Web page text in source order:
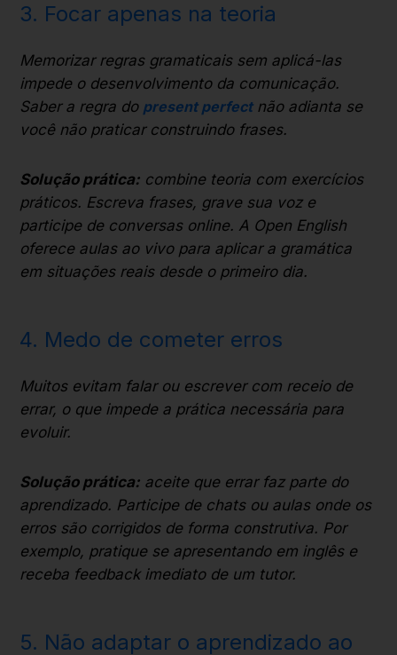
3. Focar apenas na teoria
Memorizar regras gramaticais sem aplicá-las
impede o desenvolvimento da comunicação.
Saber a regra do present perfectnão adianta se
você não praticar construindo frases.
Solução prática: combine teoria com exercícios
práticos. Escreva frases, grave sua voz e
participe de conversas online. A Open English
oferece aulas ao vivo para aplicar a gramática
em situações reais desde o primeiro dia.
4. Medo de cometer erros
Muitos evitam falar ou escrever com receio de
errar, o que impede a prática necessária para
evoluir.
Solução prática: aceite que errar faz parte do
aprendizado. Participe de chats ou aulas onde os
erros são corrigidos de forma construtiva. Por
exemplo, pratique se apresentando em inglês e
receba feedback imediato de um tutor.
5. Não adaptar o aprendizado ao